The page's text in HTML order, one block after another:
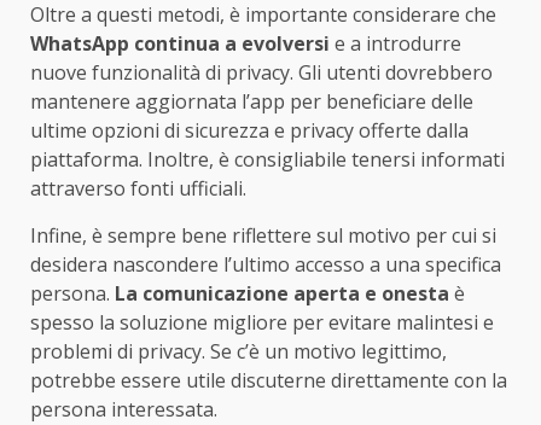
Oltre a questi metodi, è importante considerare che
WhatsApp continua a evolversi e a introdurre
nuove funzionalità di privacy. Gli utenti dovrebbero
mantenere aggiornata l’app per beneficiare delle
ultime opzioni di sicurezza e privacy offerte dalla
piattaforma. Inoltre, è consigliabile tenersi informati
attraverso fonti ufficiali.
Infine, è sempre bene riflettere sul motivo per cui si
desidera nascondere l’ultimo accesso a una specifica
persona. La comunicazione aperta e onesta è
spesso la soluzione migliore per evitare malintesi e
problemi di privacy. Se c’è un motivo legittimo,
potrebbe essere utile discuterne direttamente con la
persona interessata.